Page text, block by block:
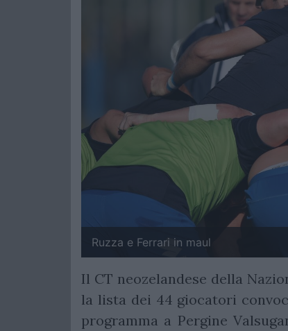
Ruzza e Ferrari in maul
Il CT neozelandese della
la lista dei 44 giocatori
programma a Pergine